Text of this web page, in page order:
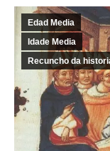
Edad Media
Idade Media
Recuncho da